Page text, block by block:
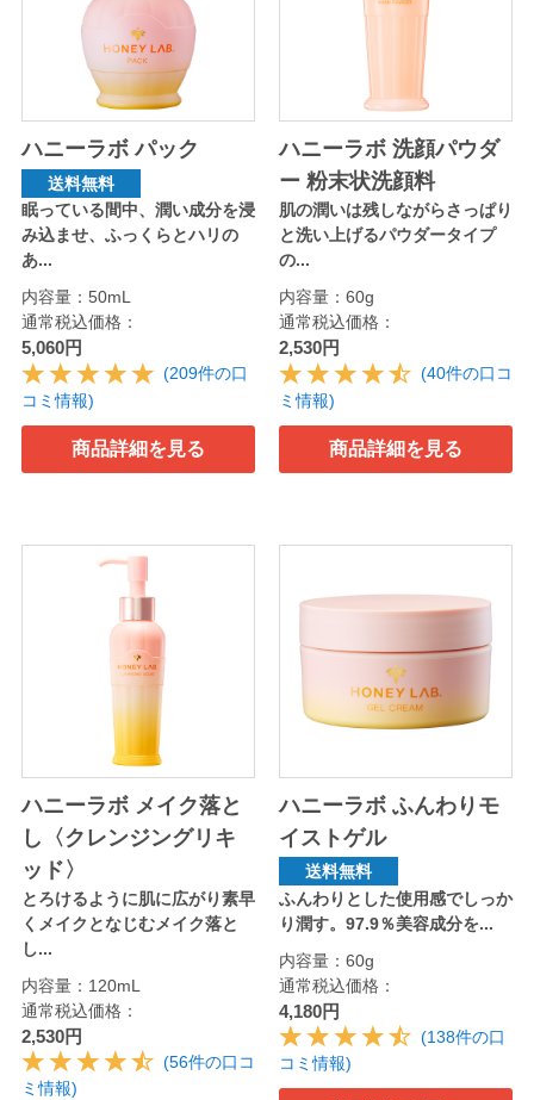
ハニーラボ パック
送料無料
眠っている間中、潤い成分を浸
み込ませ、ふっくらとハリの
あ...
内容量：50mL
通常税込価格：
5,060円
(209件の口
コミ情報)
商品詳細を見る
ハニーラボ 洗顔パウダ
ー 粉末状洗顔料
肌の潤いは残しながらさっぱり
と洗い上げるパウダータイプ
の...
内容量：60g
通常税込価格：
2,530円
(40件の口コ
ミ情報)
商品詳細を見る
ハニーラボ メイク落と
し〈クレンジングリキ
ッド〉
とろけるように肌に広がり素早
くメイクとなじむメイク落と
し...
内容量：120mL
通常税込価格：
2,530円
(56件の口コ
ミ情報)
ハニーラボ ふんわりモ
イストゲル
送料無料
ふんわりとした使用感でしっか
り潤す。97.9％美容成分を...
内容量：60g
通常税込価格：
4,180円
(138件の口
コミ情報)